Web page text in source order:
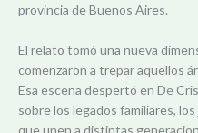
provincia de Buenos Aires.
El relato tomó una nueva
comenzaron a trepar aquellos
Esa escena despertó en De
sobre los legados familiares,